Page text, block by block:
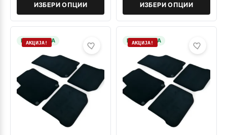
ИЗБЕРИ ОПЦИИ ИЗБЕРИ ОПЦИИ
НА ЗАЛИХА
АКЦИЈА! НА ЗАЛИХА
АКЦИЈА!